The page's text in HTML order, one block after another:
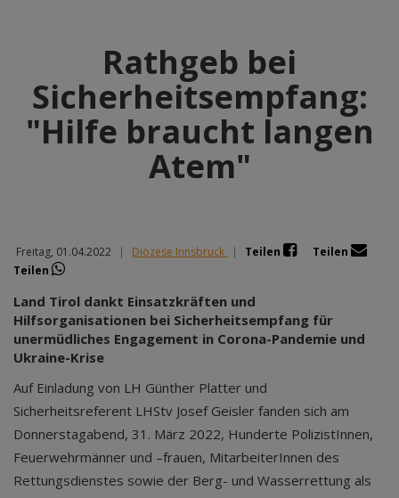
Rathgeb bei
Sicherheitsempfang:
"Hilfe braucht langen
Atem"
Freitag, 01.04.2022 | Diözese Innsbruck | Teilen
Teilen
Teilen
Land Tirol dankt Einsatzkräften und
Hilfsorganisationen bei Sicherheitsempfang für
unermüdliches Engagement in Corona-Pandemie und
Ukraine-Krise
Auf Einladung von LH Günther Platter und
Sicherheitsreferent LHStv Josef Geisler fanden sich am
Donnerstagabend, 31. März 2022, Hunderte PolizistInnen,
Feuerwehrmänner und –frauen, MitarbeiterInnen des
Rettungsdienstes sowie der Berg- und Wasserrettung als